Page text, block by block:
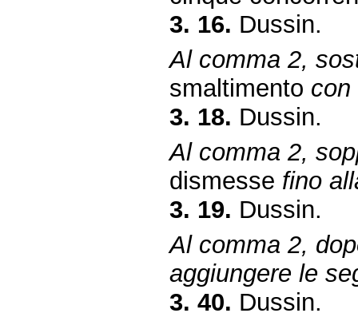
3. 16. Dussin.
Al comma 2,
smaltimento con
3. 18. Dussin.
Al comma 2,
dismesse fino
3. 19. Dussin.
Al comma 2,
aggiungere le
3. 40. Dussin.